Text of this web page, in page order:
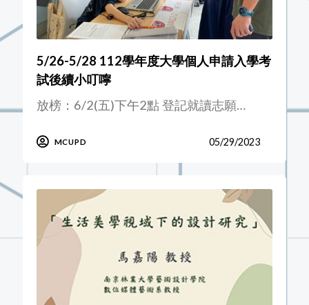
5/26-5/28 112學年度大學個人申請入學考
試後續小叮嚀
放榜：6/2(五)下午2點 登記就讀志願…
MCUPD 05/29/2023